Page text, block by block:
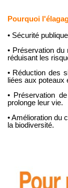
Pourquoi
• Sécurité
• Préservation
réduisant les
• Réduction des
liées aux poteaux
• Préservation
prolonge leur vie.
• Amélioration du
la biodiversité.